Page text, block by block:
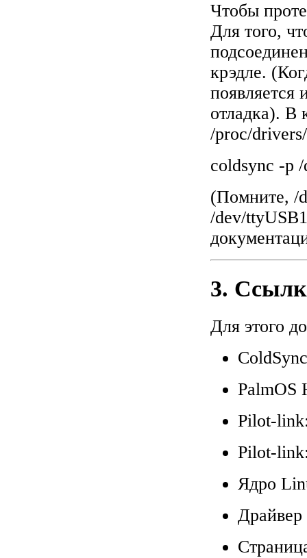
Чтобы
Для того,
крэдле.
появляется
отладка). В
/proc/
coldsync -p
(Помните, /
/dev/
3.
Для этого
Pilot-
Pilot-
Ядро